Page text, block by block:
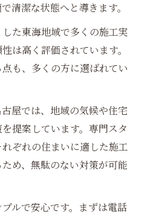
清潔な状態へと導きます。
た東海地域で多くの施工実
は高く評価されています。
も、多くの方に選ばれてい
屋では、地域の気候や住宅
提案しています。専門スタ
ぞれの住まいに適した施工
め、無駄のない対策が可能
ルで安心です。まずは電話